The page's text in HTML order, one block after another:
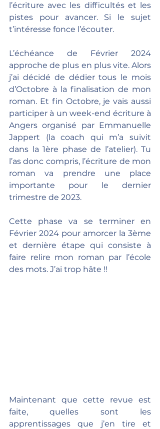
l’écriture avec les difficultés et les
pistes pour avancer. Si le sujet
t’intéresse fonce l’écouter.
L’échéance de Février 2024
approche de plus en plus vite. Alors
j’ai décidé de dédier tous le mois
d’Octobre à la finalisation de mon
roman. Et fin Octobre, je vais aussi
participer à un week-end écriture à
Angers organisé par Emmanuelle
Jappert (la coach qui m’a suivit
dans la 1ère phase de l’atelier). Tu
l’as donc compris, l’écriture de mon
roman va prendre une place
importante pour le dernier
trimestre de 2023.
Cette phase va se terminer en
Février 2024 pour amorcer la 3ème
et dernière étape qui consiste à
faire relire mon roman par l’école
des mots. J’ai trop hâte !!
Maintenant que cette revue est
faite, quelles sont les
apprentissages que j’en tire et